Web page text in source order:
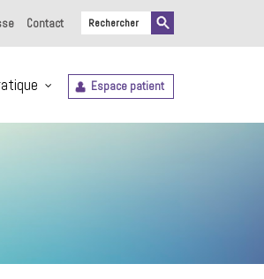
Contact
Espace patient